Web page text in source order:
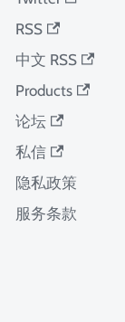
RSS
中文 RSS
Products
论坛
私信
隐私政策
服务条款